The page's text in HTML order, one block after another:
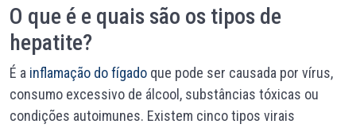
O que é e quais são os tipos de
hepatite?
É a inflamação do fígado que pode ser causada por vírus,
consumo excessivo de álcool, substâncias tóxicas ou
condições autoimunes. Existem cinco tipos virais